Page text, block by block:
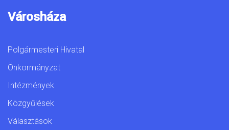
Városháza
Polgármesteri Hivatal
Önkormányzat
Intézmények
Közgyűlések
Választások